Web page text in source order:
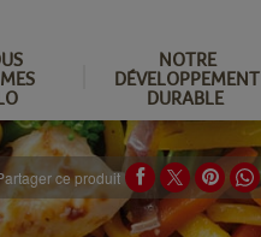
NOTRE
DÉVELOPPEMENT
DURABLE
ce produit